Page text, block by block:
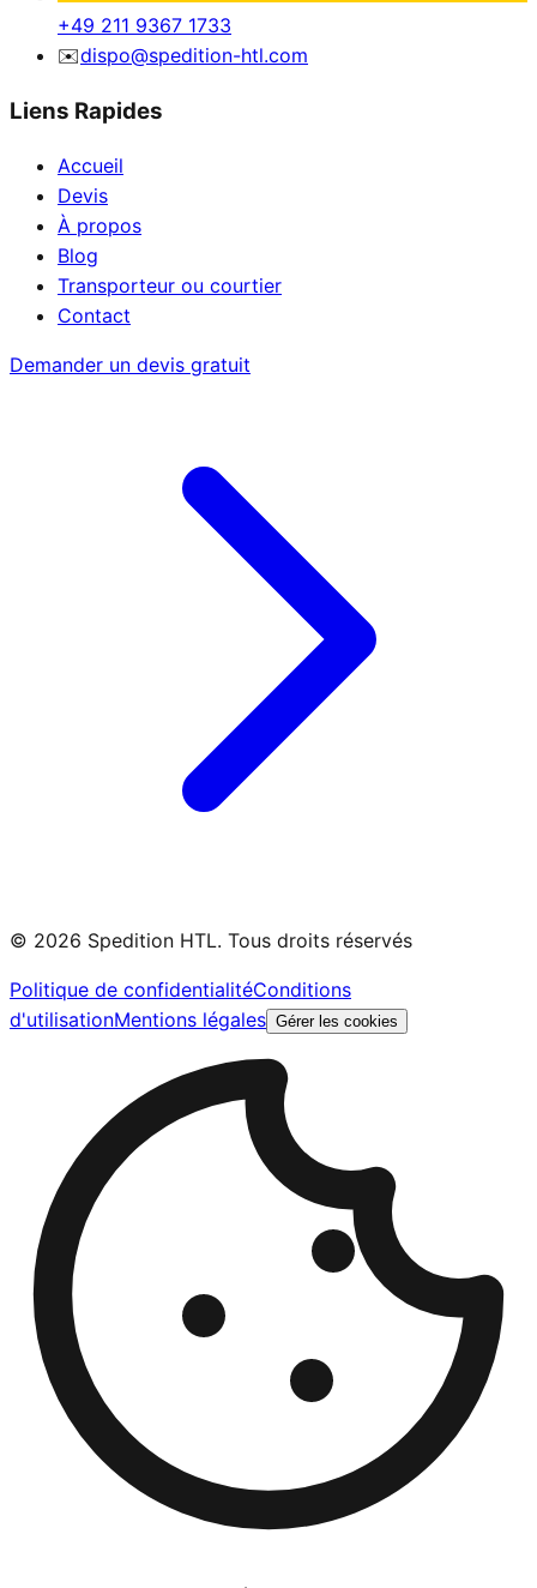
+49 211 9367 1733
✉️dispo@spedition-htl.com
Liens Rapides
Accueil
Devis
À propos
Blog
Transporteur ou courtier
Contact
Demander un devis gratuit
© 2026 Spedition HTL. Tous droits réservés
Politique de confidentialitéConditions
d'utilisationMentions légales Gérer les cookies